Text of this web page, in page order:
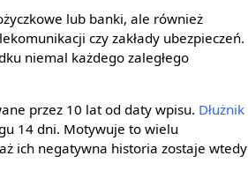
lub banki, ale również
czy zakłady ubezpieczeń.
niemal każdego zaległego
przez 10 lat od daty wpisu. Dłużnik
14 dni. Motywuje to wielu
ich negatywna historia zostaje wtedy